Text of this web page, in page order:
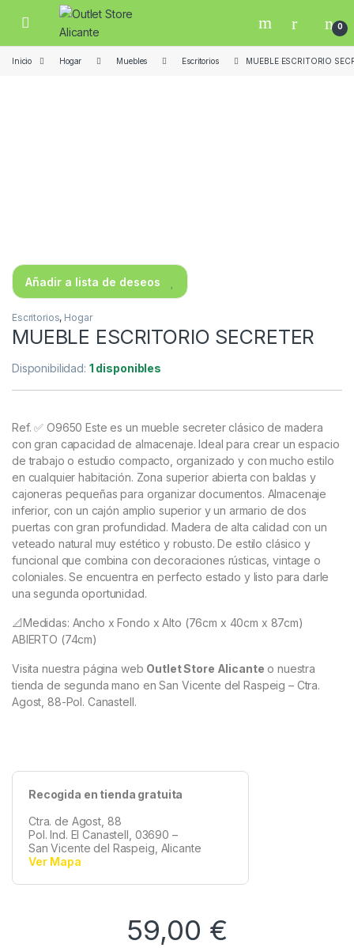
Skip to navigation
Skip to content
Open 0
Inicio Hogar Muebles Escritorios MUEBLE ESCRITORIO
Añadir a lista de deseos
Escritorios, Hogar
MUEBLE ESCRITORIO SECRETER
Disponibilidad: 1 disponibles
Ref. ✅ O9650Este es un mueble secreter clásico de madera
con gran capacidad de almacenaje. Ideal para crear un espacio
de trabajo o estudio compacto, organizado y con mucho estilo
en cualquier habitación. Zona superior abierta con baldas y
cajoneras pequeñas para organizar documentos. Almacenaje
inferior, con un cajón amplio superior y un armario de dos
puertas con gran profundidad. Madera de alta calidad con un
veteado natural muy estético y robusto. De estilo clásico y
funcional que combina con decoraciones rústicas, vintage o
coloniales. Se encuentra en perfecto estado y listo para darle
una segunda oportunidad.
📐Medidas: Ancho x Fondo x Alto (76cm x 40cm x 87cm)
ABIERTO (74cm)
Visita nuestra página web Outlet Store Alicante o nuestra
tienda de segunda mano en San Vicente del Raspeig – Ctra.
Agost, 88-Pol. Canastell.
Recogida en tienda gratuita
Ctra. de Agost, 88
Pol. Ind. El Canastell, 03690 –
San Vicente del Raspeig, Alicante
Ver Mapa
59,00 €